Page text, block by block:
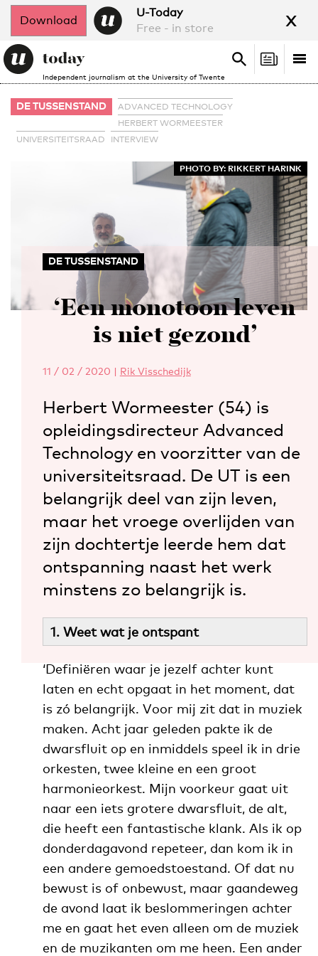
Download
U-Today
Free - in store
x
Independent journalism at the University of Twente
Search
Search
DE TUSSENSTAND
ADVANCED TECHNOLOGY
HERBERT WORMEESTER
UNIVERSITEITSRAAD
INTERVIEW
PHOTO BY: RIKKERT HARINK
DE TUSSENSTAND
‘Een monotoon leven
is niet gezond’
11 / 02 / 2020 | Rik Visschedijk
Herbert Wormeester (54) is
opleidingsdirecteur Advanced
Technology en voorzitter van de
universiteitsraad. De UT is een
belangrijk deel van zijn leven,
maar het vroege overlijden van
zijn dochtertje leerde hem dat
ontspanning naast het werk
minstens zo belangrijk is.
1. Weet wat je ontspant
‘Definiëren waar je jezelf achter kunt
laten en echt opgaat in het moment, dat
is zó belangrijk. Voor mij zit dat in muziek
maken. Acht jaar geleden pakte ik de
dwarsfluit op en inmiddels speel ik in drie
orkesten, twee kleine en een groot
harmonieorkest. Mijn voorkeur gaat uit
naar een iets grotere dwarsfluit, de alt,
die heeft een fantastische klank. Als ik op
donderdagavond repeteer, dan kom ik in
een andere gemoedstoestand. Of dat nu
bewust is of onbewust, maar gaandeweg
de avond laat ik beslommeringen achter
me en gaat het even alleen om de muziek
en de muzikanten om me heen. Een ander